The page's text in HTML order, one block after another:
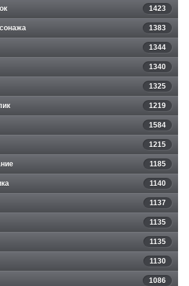
1423
1383
1344
1340
1325
1219
1584
1215
1185
1140
1137
1135
1135
1130
1086